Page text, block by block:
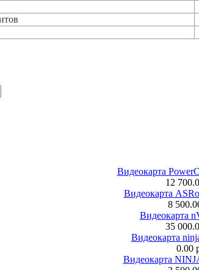
Видеокарта
12
Видеокарта
8
Видеокарта
35
Видеокарта
0.00
Видеокарта